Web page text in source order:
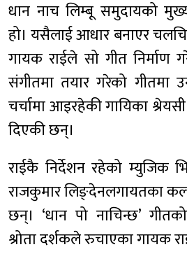
धान नाच लिम्बू समुदायको
हो। यसैलाई आधार बनाएर
गायक राईले सो गीत
संगीतमा तयार गरेको गीतमा
चर्चामा आइरहेकी गायिका
दिएकी छन्।
राईकै निर्देशन रहेको म्युजिक
राजकुमार लिङ्देनलगायतका
छन्। ‘धान पो नाचिन्छ’
श्रोता दर्शकले रुचाएका गायक